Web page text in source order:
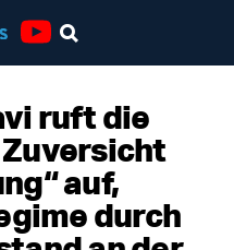
ruft die
Zuversicht
auf,
durch